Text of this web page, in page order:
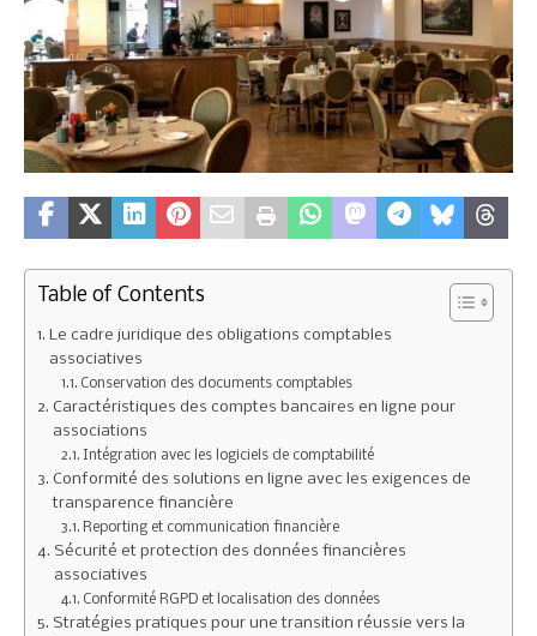
Table of Contents
Le cadre juridique des obligations comptables
associatives
Conservation des documents comptables
Caractéristiques des comptes bancaires en ligne pour
associations
Intégration avec les logiciels de comptabilité
Conformité des solutions en ligne avec les exigences de
transparence financière
Reporting et communication financière
Sécurité et protection des données financières
associatives
Conformité RGPD et localisation des données
Stratégies pratiques pour une transition réussie vers la